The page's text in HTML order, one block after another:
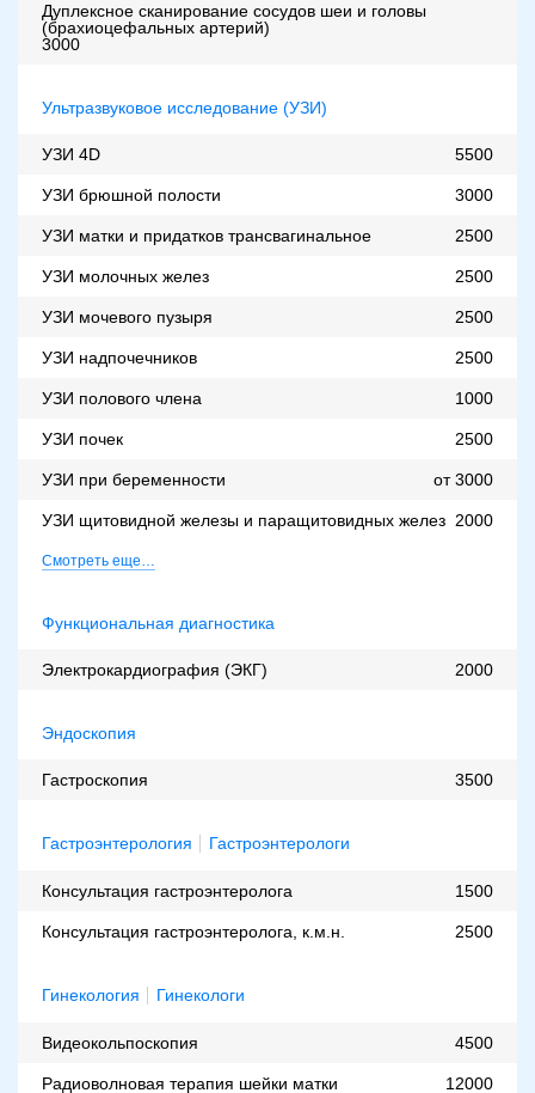
Дуплексное сканирование сосудов шеи и головы
(брахиоцефальных артерий)
3000
Ультразвуковое исследование (УЗИ)
УЗИ 4D 5500
УЗИ брюшной полости 3000
УЗИ матки и придатков трансвагинальное 2500
УЗИ молочных желез 2500
УЗИ мочевого пузыря 2500
УЗИ надпочечников 2500
УЗИ полового члена 1000
УЗИ почек 2500
УЗИ при беременности от 3000
УЗИ щитовидной железы и паращитовидных желез 2000
Смотреть еще…
Функциональная диагностика
Электрокардиография (ЭКГ) 2000
Эндоскопия
Гастроскопия 3500
Гастроэнтерология Гастроэнтерологи
Консультация гастроэнтеролога 1500
Консультация гастроэнтеролога, к.м.н. 2500
Гинекология Гинекологи
Видеокольпоскопия 4500
Радиоволновая терапия шейки матки 12000